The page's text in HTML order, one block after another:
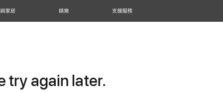
家居 娛樂 支援服務
try again later.